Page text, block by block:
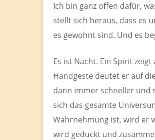
Ich bin ganz offen dafür,
stellt sich heraus, dass es
es gewohnt sind. Und es
Es ist Nacht. Ein Spirit
Handgeste deutet er auf
dann immer schneller und
sich das gesamte
Wahrnehmung ist, wird er
wird geduckt und